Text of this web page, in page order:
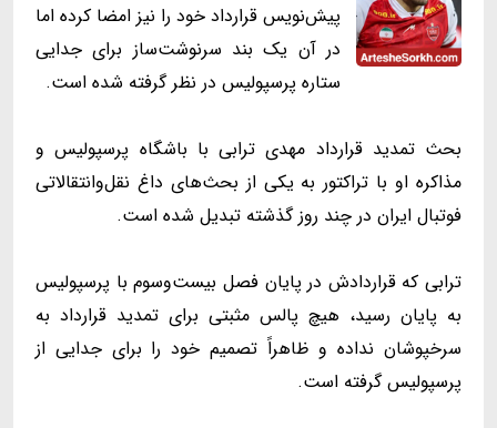
پیش‌نویس قرارداد خود را نیز امضا کرده اما
در آن یک بند سرنوشت‌ساز برای جدایی
ستاره پرسپولیس در نظر گرفته شده است.
بحث تمدید قرارداد مهدی ترابی با باشگاه پرسپولیس و
مذاکره او با تراکتور به یکی از بحث‌های داغ نقل‌و‌انتقالاتی
فوتبال ایران در چند روز گذشته تبدیل شده است.
ترابی که قراردادش در پایان فصل بیست‌و‌سوم با پرسپولیس
به پایان رسید، هیچ پالس مثبتی برای تمدید قرارداد به
سرخپوشان نداده و ظاهراً تصمیم خود را برای جدایی از
پرسپولیس گرفته است.